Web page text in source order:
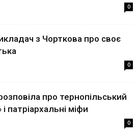
0
з Чорткова про своє
0
про тернопільський
патріархальні міфи
0